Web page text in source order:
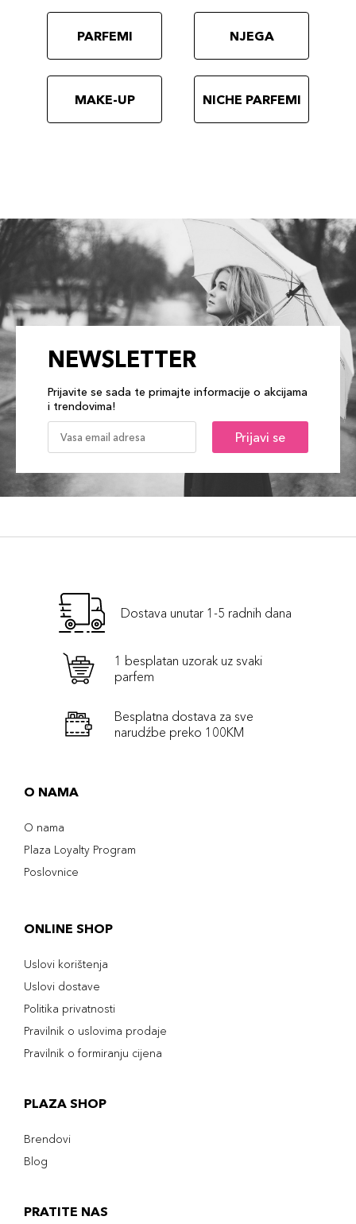
PARFEMI NJEGA
MAKE-UP NICHE PARFEMI
NEWSLETTER
Prijavite se sada te primajte informacije o akcijama
i trendovima!
Prijavi se
Dostava unutar 1-5 radnih dana
1 besplatan uzorak uz svaki
parfem
Besplatna dostava za sve
narudźbe preko 100KM
O NAMA
O nama
Plaza Loyalty Program
Poslovnice
ONLINE SHOP
Uslovi korištenja
Uslovi dostave
Politika privatnosti
Pravilnik o uslovima prodaje
Pravilnik o formiranju cijena
PLAZA SHOP
Brendovi
Blog
PRATITE NAS